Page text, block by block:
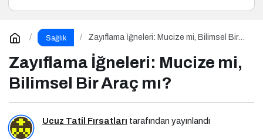
Sağlık
Zayıflama İğneleri: Mucize mi, Bilimsel Bir
Zayıflama İğneleri: Mucize mi,
Bilimsel Bir Araç mı?
Ucuz Tatil Fırsatları tarafından yayınlandı